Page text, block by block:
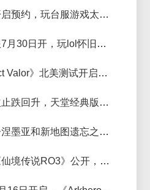
冒险岛台服怀旧服开启预约，玩台服游戏太卡怎么办？
《英雄联盟》怀旧服7月30日开，玩lol怀旧服用什么加速器好
pubgIP新游《Project Valor》北美测试开启，Project Valor主机进不去用什么加速器好
天堂经典版搬砖收益止跌回升，天堂经典版金币还会继续上涨吗
天堂经典版新服狮子涅墨亚和新地图遗忘之岛7月22日上线，防二次验证用什么独享IP好？
《仙境传说》续作《仙境传说RO3》公开，玩仙境传说加速器推荐